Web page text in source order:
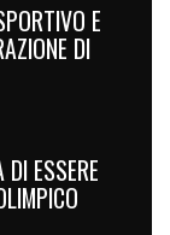
E
DI
ESSERE